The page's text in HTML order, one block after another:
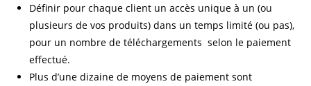
Définir pour chaque client un accès unique à un (ou
plusieurs de vos produits) dans un temps limité (ou pas),
pour un nombre de téléchargements selon le paiement
effectué.
Plus d’une dizaine de moyens de paiement sont